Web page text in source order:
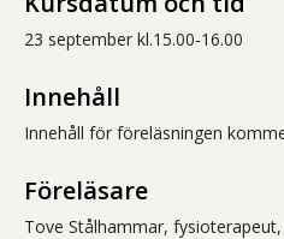
23 september kl.15.00-16.00
Innehåll
Innehåll för föreläsningen
Föreläsare
Tove Stålhammar,